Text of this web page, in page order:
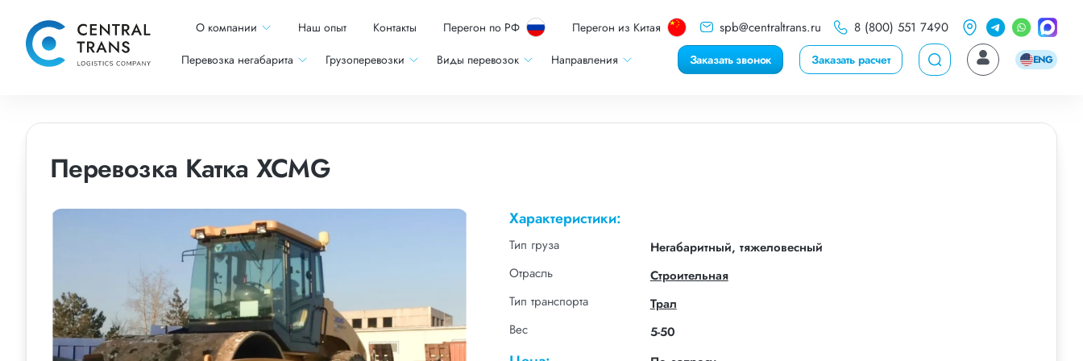
О компании Наш опыт Контакты Перегон по РФ Перегон из Китая spb@centraltrans.ru 8 (800) 551 7490
Перевозка негабарита Грузоперевозки Виды перевозок Направления Заказать звонок Заказать расчет ENG
Перевозка Катка XCMG
Характеристики:
Тип груза
Негабаритный, тяжеловесный
Отрасль
Строительная
Тип транспорта
Трал
Вес
5-50